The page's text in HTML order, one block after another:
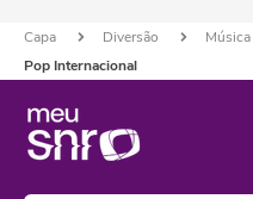
Capa Diversão Música
Pop Internacional